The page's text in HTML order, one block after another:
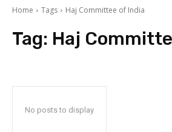
Home Tags Haj Committee of India
Tag: Haj
No posts to display